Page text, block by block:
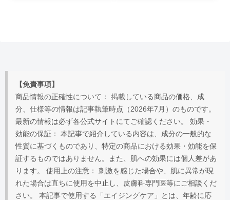
【免責事項】
商品情報の正確性について： 掲載している商品の価格、成
分、仕様等の情報は記事執筆時点（2026年7月）のものです。
最新の情報は必ず各公式サイトにてご確認ください。 効果・
効能の保証： 本記事で紹介している内容は、成分の一般的な
性質に基づくものであり、特定の商品における効果・効能を保
証するものではありません。また、肌への効果には個人差があ
ります。 使用上の注意： 刺激を感じた場合や、肌に異常が現
れた場合は直ちに使用を中止し、皮膚科専門医等にご相談くだ
さい。 本記事で使用する「エイジングケア」とは、年齢に応